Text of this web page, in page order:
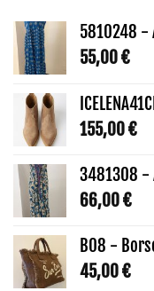
5810248 -
55,00€
155,00€
3481308 -
66,00€
B08 -
45,00€